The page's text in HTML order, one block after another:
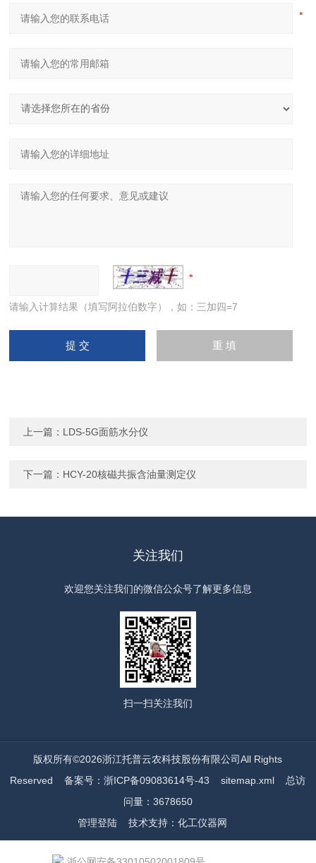
请输入计算结果（填写阿拉伯数字），如：三加四=7
上一篇： LDS-5G面筋水分仪
下一篇： HCY-20核磁共振含油量测定仪
关注我们
欢迎您关注我们的微信公众号了解更多信息
扫一扫关注我们
版权所有©2026浙江托普云农科技股份有限公司All Rights
Reserved备案号：浙ICP备09083614号-43 sitemap.xml 总访
问量：3678650
管理登陆技术支持： 化工仪器网